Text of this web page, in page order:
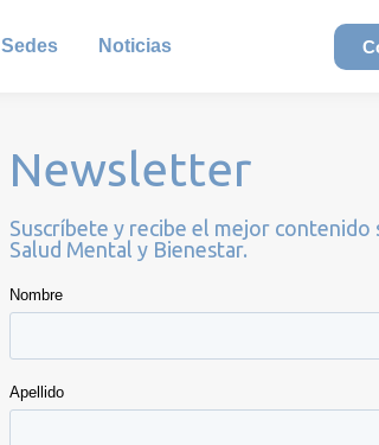
Sedes Noticias
Newsletter
Suscríbete y recibe el mejor contenido
Salud Mental y Bienestar.